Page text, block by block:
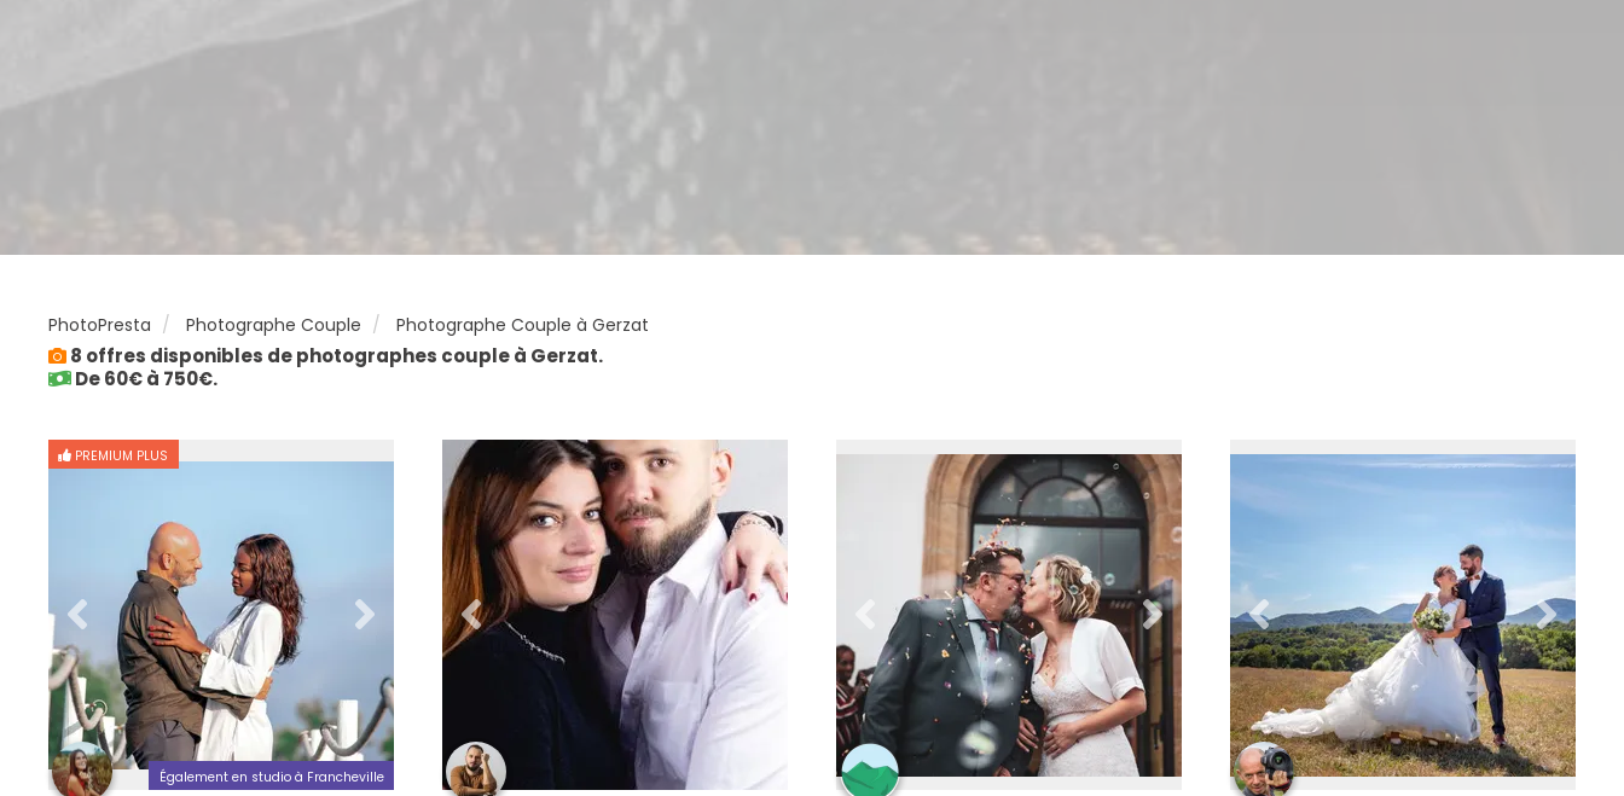
PhotoPresta Photographe Couple Photographe Couple à Gerzat
8 offres disponibles de photographes couple à Gerzat.
De 60€ à 750€.
PREMIUM PLUS
Également en studio à Francheville